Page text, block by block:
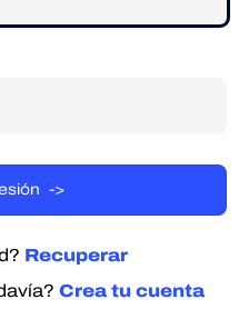
Recuperar
Crea tu cuenta